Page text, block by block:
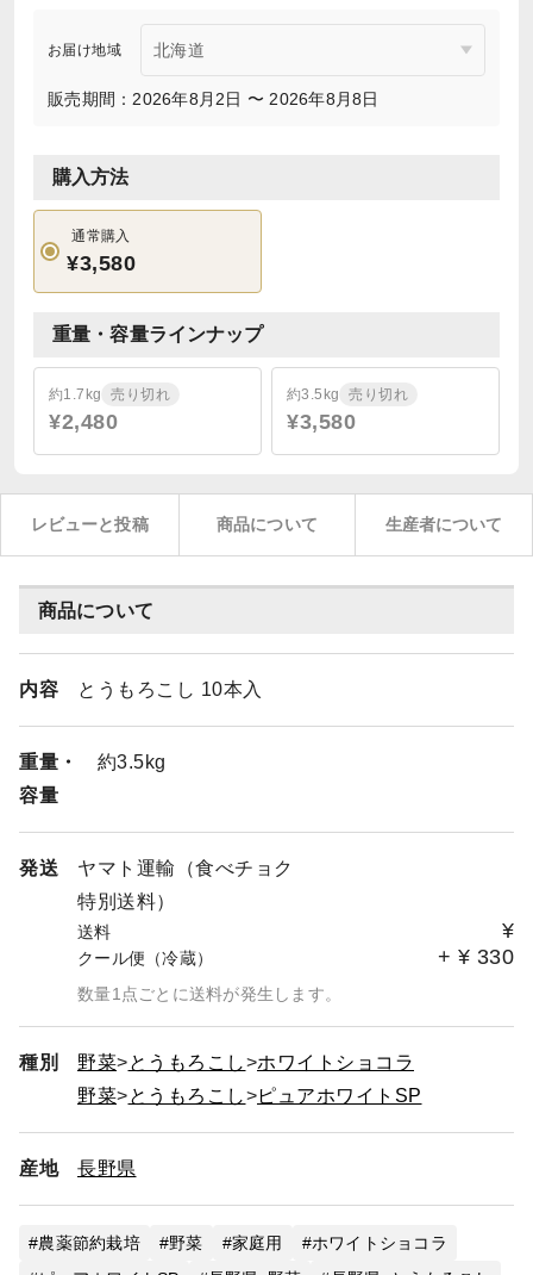
お届け地域
販売期間：2026年8月2日 〜 2026年8月8日
購入方法
通常購入
¥3,580
重量・容量ラインナップ
約1.7kg 売り切れ
¥2,480
約3.5kg 売り切れ
¥3,580
レビューと投稿 商品について 生産者について
商品について
内容 とうもろこし 10本入
重量・
容量
約3.5kg
発送
ヤマト運輸（食べチョク
特別送料）
送料 ¥
クール便（冷蔵） + ¥ 330
数量1点ごとに送料が発生します。
種別 野菜 とうもろこし
ホワイトショコラ
野菜
とうもろこし ピュアホワイトSP
産地 長野県
農薬節約栽培 野菜 家庭用
ホワイトショコラ